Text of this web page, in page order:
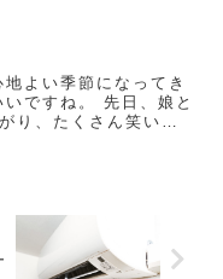
よい季節になってき
ですね。 先日、娘と
り、たくさん笑いま